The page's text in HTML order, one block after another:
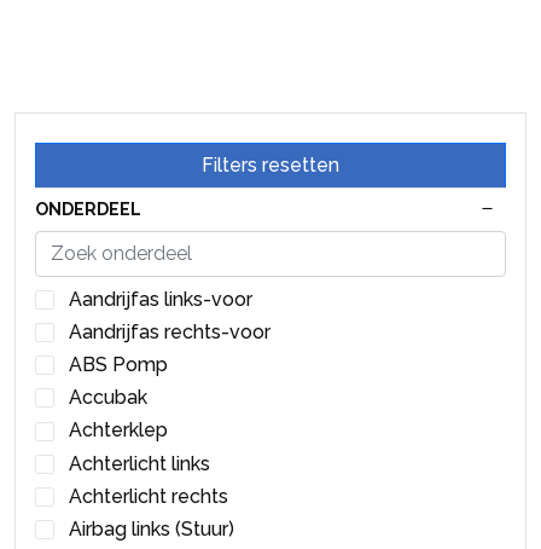
Filters resetten
ONDERDEEL
Aandrijfas links-voor
Aandrijfas rechts-voor
ABS Pomp
Accubak
Achterklep
Achterlicht links
Achterlicht rechts
Airbag links (Stuur)